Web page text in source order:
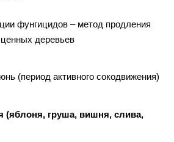
фунгицидов – метод продления
деревьев
(период активного сокодвижения)
(яблоня, груша, вишня, слива,